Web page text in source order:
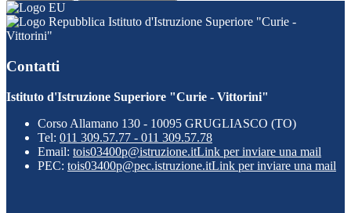
Istituto d'Istruzione Superiore "Curie -
Vittorini"
Contatti
Istituto d'Istruzione Superiore "Curie - Vittorini"
Corso Allamano 130 - 10095 GRUGLIASCO (TO)
Tel: 011 309.57.77 - 011 309.57.78
Email: tois03400p@istruzione.itLink per inviare una mail
PEC: tois03400p@pec.istruzione.itLink per inviare una mail